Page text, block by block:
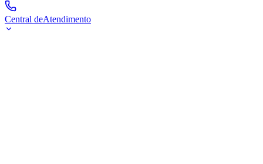
Central deAtendimento